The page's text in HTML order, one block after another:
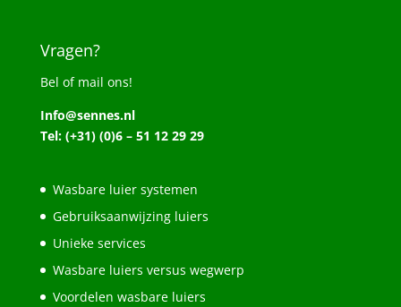
Vragen?
Bel of mail ons!
Info@sennes.nl
Tel: (+31) (0)6 – 51 12 29 29
Wasbare luier systemen
Gebruiksaanwijzing luiers
Unieke services
Wasbare luiers versus wegwerp
Voordelen wasbare luiers